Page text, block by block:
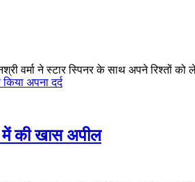
वर्मा ने स्टार स्पिनर के साथ अपने रिश्तों
अपना दर्द
में की खास अपील